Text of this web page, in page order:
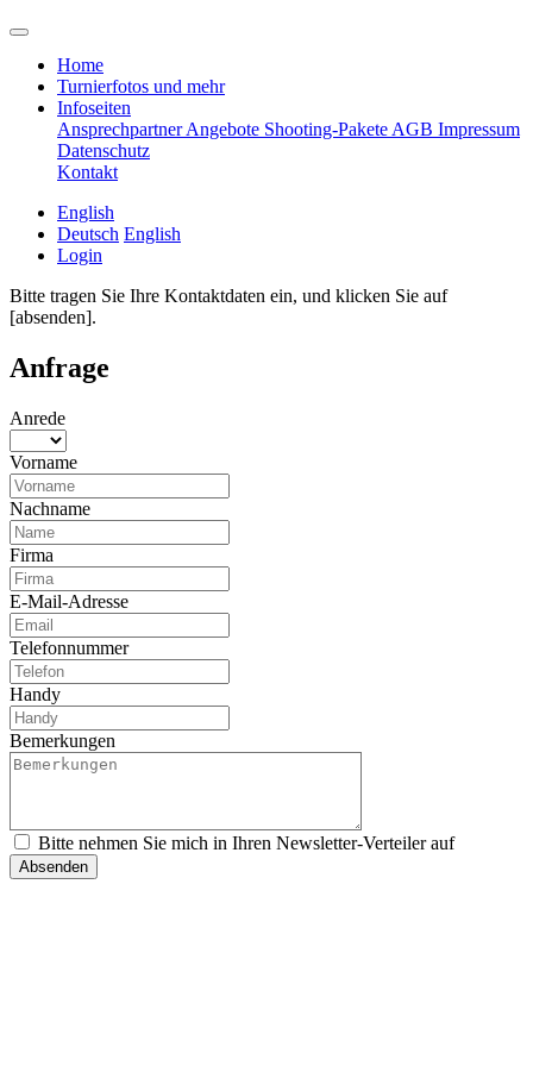
Home
Turnierfotos und mehr
Infoseiten
AnsprechpartnerAngebote Shooting-Pakete AGB Impressum
Datenschutz
Kontakt
English
Deutsch English
Login
Bitte tragen Sie Ihre Kontaktdaten ein, und klicken Sie auf
[absenden].
Anfrage
Anrede
Vorname
Nachname
Firma
E-Mail-Adresse
Telefonnummer
Handy
Bemerkungen
Bitte nehmen Sie mich in Ihren Newsletter-Verteiler auf
Absenden